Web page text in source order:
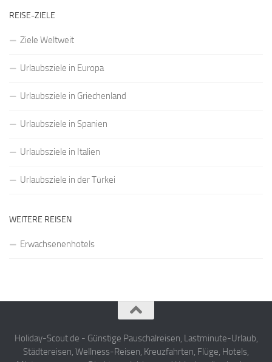
REISE-ZIELE
Ziele Weltweit
Urlaubsziele in Europa
Urlaubsziele in Griechenland
Urlaubsziele in Spanien
Urlaubsziele in Italien
Urlaubsziele in der Türkei
WEITERE REISEN
Erwachsenenhotels
Holiday-Scout.de - Günstige Pauschalreisen, Lastminute-Urlaub,
Städtereisen, Wellness-Reisen, Kreuzfahrten, Flüge, Hotels,